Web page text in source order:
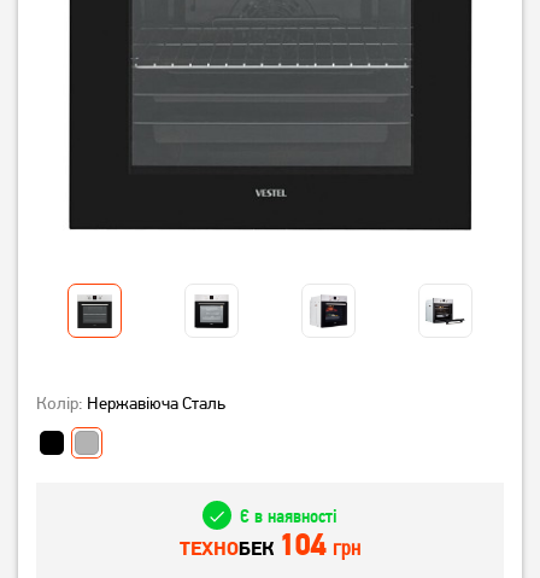
Колір: Нержавіюча Сталь
Є в наявності
ТЕХНОБЕК 104 грн